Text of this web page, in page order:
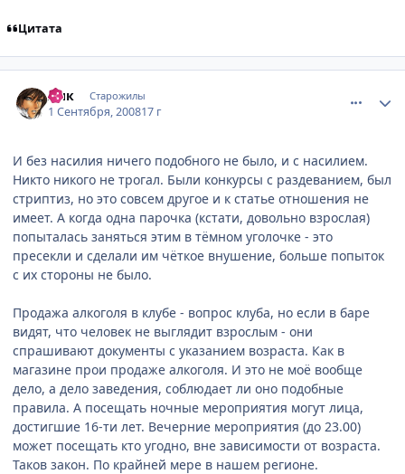
Цитата
Лик Старожилы
1 Сентября, 200817 г
И без насилия ничего подобного не было, и с насилием.
Никто никого не трогал. Были конкурсы с раздеванием, был
стриптиз, но это совсем другое и к статье отношения не
имеет. А когда одна парочка (кстати, довольно взрослая)
попыталась заняться этим в тёмном уголочке - это
пресекли и сделали им чёткое внушение, больше попыток
с их стороны не было.
Продажа алкоголя в клубе - вопрос клуба, но если в баре
видят, что человек не выглядит взрослым - они
спрашивают документы с указанием возраста. Как в
магазине прои продаже алкоголя. И это не моё вообще
дело, а дело заведения, соблюдает ли оно подобные
правила. А посещать ночные мероприятия могут лица,
достигшие 16-ти лет. Вечерние мероприятия (до 23.00)
может посещать кто угодно, вне зависимости от возраста.
Таков закон. По крайней мере в нашем регионе.